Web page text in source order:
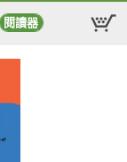
閱讀器